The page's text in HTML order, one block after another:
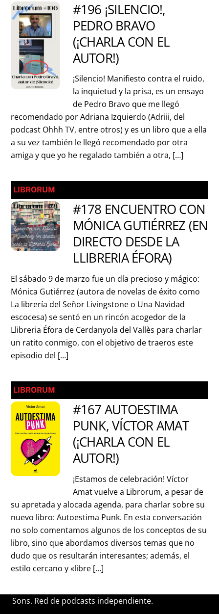
#196 ¡SILENCIO!,
PEDRO BRAVO
(¡CHARLA CON EL
AUTOR!)
¡Silencio! Manifiesto contra el ruido,
la inquietud y la prisa, es un ensayo
de Pedro Bravo que me llegó
recomendado por Adriana Izquierdo (Adriii, del
podcast Ohhh TV, entre otros) y es un libro que a ella
a su vez también le llegó recomendado por otra
amiga y que yo he regalado también a otra, […]
LIBRORUM
#178 ENCUENTRO CON
MÓNICA GUTIÉRREZ (EN
DIRECTO DESDE LA
LLIBRERIA ÉFORA)
El sábado 9 de marzo fue un día precioso y mágico:
Mónica Gutiérrez (autora de novelas de éxito como
La librería del Señor Livingstone o Una Navidad
escocesa) se sentó en un rincón acogedor de la
Llibreria Éfora de Cerdanyola del Vallès para charlar
un ratito conmigo, con el objetivo de traeros este
episodio del […]
LIBRORUM
#167 AUTOESTIMA
PUNK, VÍCTOR AMAT
(¡CHARLA CON EL
AUTOR!)
¡Estamos de celebración! Víctor
Amat vuelve a Librorum, a pesar de
su apretada y alocada agenda, para charlar sobre su
nuevo libro: Autoestima Punk. En esta conversación
no solo comentamos algunos de los conceptos de su
libro, sino que abordamos diversos temas que no
dudo que os resultarán interesantes; además, el
estilo cercano y «libre […]
Sons. Red de podcasts independiente.